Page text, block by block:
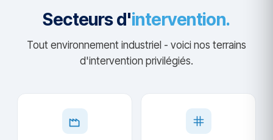
Secteurs d'intervention.
Tout environnement industriel - voici nos terrains
d'intervention privilégiés.